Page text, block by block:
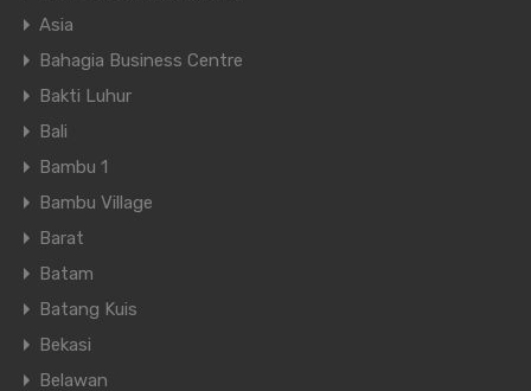
Asia
Bahagia Business Centre
Bakti Luhur
Bali
Bambu 1
Bambu Village
Barat
Batam
Batang Kuis
Bekasi
Belawan